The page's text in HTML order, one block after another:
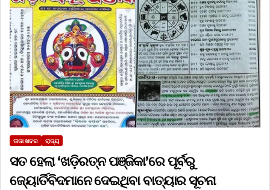
ତାଜା ଖବର ରାଜ୍ୟ
ସତ ହେଲା ‘ଖଡ଼ିରତ୍ନ ପଞ୍ଜିକା’ରେ ପୂର୍ବରୁ
ଜ୍ୟୋର୍ତିବିଦମାନେ ଦେଇଥିବା ବାତ୍ୟାର ସୂଚନା